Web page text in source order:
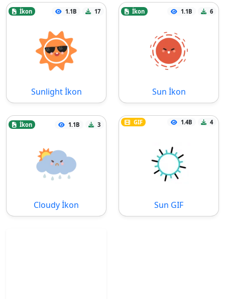
İkon 1.1B 17
Sunlight İkon
İkon 1.1B 6
Sun İkon
İkon 1.1B 3
Cloudy İkon
GIF 1.4B 4
Sun GIF